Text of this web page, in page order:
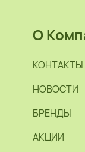
О
КОНТАКТЫ
НОВОСТИ
БРЕНДЫ
АКЦИИ